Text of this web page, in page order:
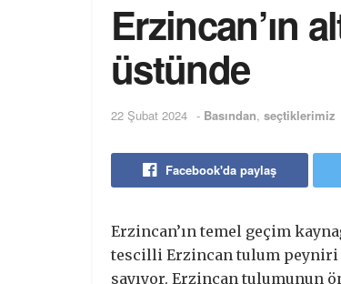
Erzincan’ın
üstünde
22 Şubat 2024 - Basından, seçtiklerimiz
Facebook'da paylaş
Erzincan’ın temel geçim
tescilli Erzincan tulum peyniri
sayıyor. Erzincan tulumunun